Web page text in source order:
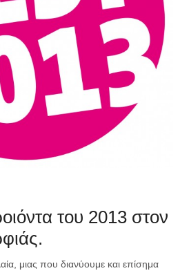
του 2013 στον
μιας που διανύουμε και επίσημα